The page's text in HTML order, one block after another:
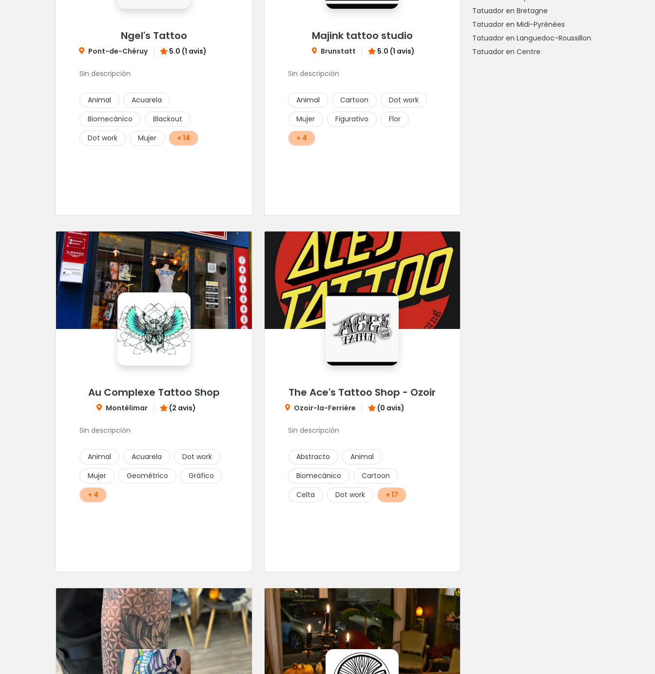
Ngel's Tattoo
Pont-de-Chéruy 5.0 (1 avis)
Sin descripción
Animal
Acuarela
Biomecánico
Blackout
Dot work
Mujer + 14
Majink tattoo studio
Brunstatt 5.0 (1 avis)
Sin descripción
Animal Cartoon
Dot work
Mujer
Figurativo
Flor
+ 4
Au Complexe Tattoo Shop
Montélimar (2 avis)
Sin descripción
Animal Acuarela
Dot work
Mujer
Geométrico
Gráfico
+ 4
The Ace's Tattoo Shop - Ozoir
Ozoir-la-Ferrière (0 avis)
Sin descripción
Abstracto
Animal
Biomecánico
Cartoon
Celta
Dot work + 17
Tatuador en Bretagne
Tatuador en Midi-Pyrénées
Tatuador en Languedoc-Roussillon
Tatuador en Centre